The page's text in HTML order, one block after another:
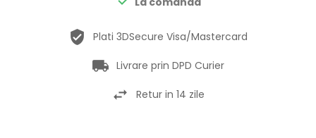
Plati 3DSecure Visa/Mastercard
Livrare prin DPD Curier
Retur in 14 zile